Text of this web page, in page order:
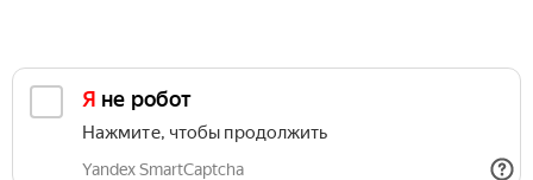
Я не робот
Нажмите, чтобы продолжить
Yandex SmartCaptcha